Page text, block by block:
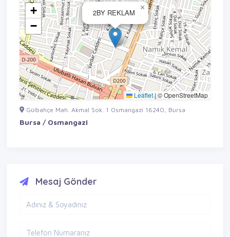
2BY REKLAM
×
+
−
Leaflet|© OpenStreetMap
Gülbahçe Mah. Akmal Sok. 1 Osmangazi 16240, Bursa
Bursa / Osmangazi
Mesaj Gönder